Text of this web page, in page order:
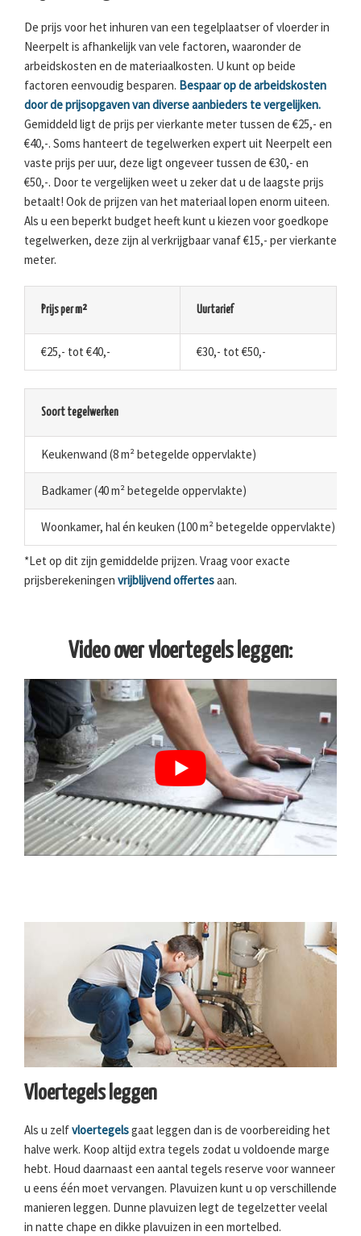
De prijs voor het inhuren van een tegelplaatser of vloerder in
Neerpelt is afhankelijk van vele factoren, waaronder de
arbeidskosten en de materiaalkosten. U kunt op beide
factoren eenvoudig besparen. Bespaar op de arbeidskosten
door de prijsopgaven van diverse aanbieders te vergelijken.
Gemiddeld ligt de prijs per vierkante meter tussen de €25,- en
€40,-. Soms hanteert de tegelwerken expert uit Neerpelt een
vaste prijs per uur, deze ligt ongeveer tussen de €30,- en
€50,-. Door te vergelijken weet u zeker dat u de laagste prijs
betaalt! Ook de prijzen van het materiaal lopen enorm uiteen.
Als u een beperkt budget heeft kunt u kiezen voor goedkope
tegelwerken, deze zijn al verkrijgbaar vanaf €15,- per vierkante
meter.
Prijs per m² Uurtarief
€25,- tot €40,- €30,- tot €50,-
Soort tegelwerken
Keukenwand (8 m² betegelde oppervlakte)
Badkamer (40 m² betegelde oppervlakte)
Woonkamer, hal én keuken (100 m² betegelde oppervlakte)
*Let op dit zijn gemiddelde prijzen. Vraag voor exacte
prijsberekeningen vrijblijvend offertesaan.
Video over vloertegels leggen:
Vloertegels leggen
Als u zelfvloertegelsgaat leggen dan is de voorbereiding het
halve werk. Koop altijd extra tegels zodat u voldoende marge
hebt. Houd daarnaast een aantal tegels reserve voor wanneer
u eens één moet vervangen. Plavuizen kunt u op verschillende
manieren leggen. Dunne plavuizen legt de tegelzetter veelal
in natte chape en dikke plavuizen in een mortelbed.